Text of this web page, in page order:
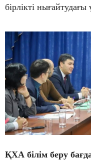
бірлікті
ҚХА білім беру